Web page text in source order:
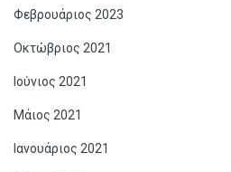
Φεβρουάριος 2023
Οκτώβριος 2021
Ιούνιος 2021
Μάιος 2021
Ιανουάριος 2021